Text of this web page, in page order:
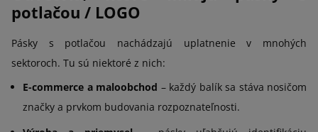
potlačou / LOGO
Pásky s potlačou nachádzajú uplatnenie v mnohých
sektoroch. Tu sú niektoré z nich:
E-commerce a maloobchod – každý balík sa stáva nosičom
značky a prvkom budovania rozpoznateľnosti.